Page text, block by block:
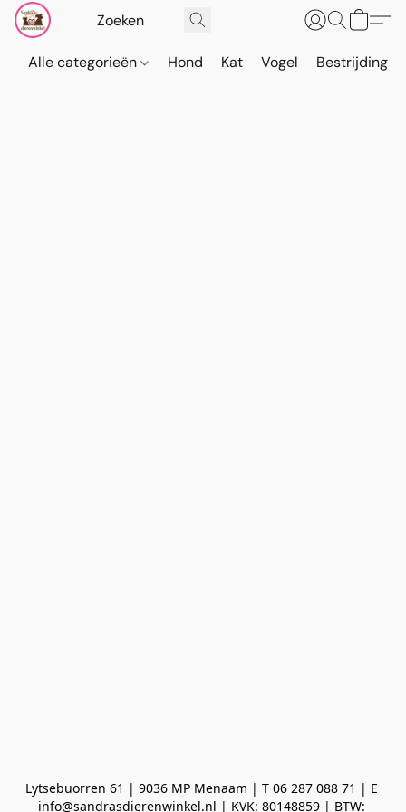
Alle categorieën Hond Kat Vogel Bestrijding
Lytsebuorren 61 | 9036 MP Menaam | T 06 287 088 71 | E
info@sandrasdierenwinkel.nl | KVK: 80148859 | BTW: